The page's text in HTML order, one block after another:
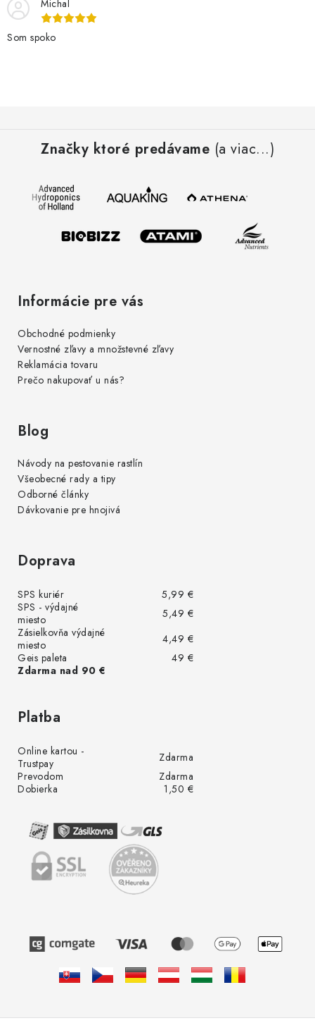
Michal
Som spoko
Značky ktoré predávame (a viac...)
Informácie pre vás
Obchodné podmienky
Vernostné zľavy a množstevné zľavy
Reklamácia tovaru
Prečo nakupovať u nás?
Blog
Návody na pestovanie rastlín
Všeobecné rady a tipy
Odborné články
Dávkovanie pre hnojivá
Doprava
SPS kuriér
5,99 €
SPS - výdajné
miesto
5,49 €
Zásielkovňa výdajné
miesto
4,49 €
Geis paleta
49 €
Zdarma nad 90 €
Platba
Online kartou -
Trustpay
Zdarma
Prevodom
Zdarma
Dobierka
1,50 €